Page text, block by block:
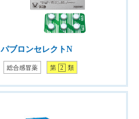
パブロンセレクトN
総合感冒薬 第 2 類